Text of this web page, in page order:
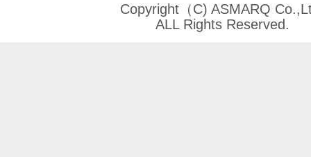
Copyright（C) ASMARQ
ALL Rights Reserved.